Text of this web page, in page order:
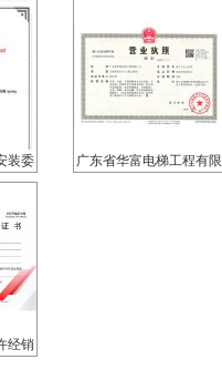
装委
广东省华富电梯工程有限
经销